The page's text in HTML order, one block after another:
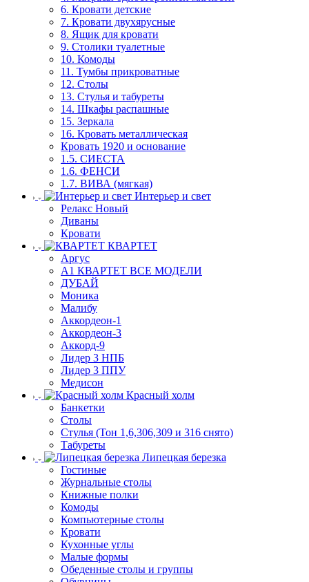
6. Кровати детские
7. Кровати двухярусные
8. Ящик для кровати
9. Столики туалетные
10. Комоды
11. Тумбы прикроватные
12. Столы
13. Стулья и табуреты
14. Шкафы распашные
15. Зеркала
16. Кровать металлическая
Кровать 1920 и основание
1.5. СИЕСТА
1.6. ФЕНСИ
1.7. ВИВА (мягкая)
Интерьер и свет
Релакс Новый
Диваны
Кровати
КВАРТЕТ
Аргус
А1 КВАРТЕТ ВСЕ МОДЕЛИ
ДУБАЙ
Моника
Малибу
Аккордеон-1
Аккордеон-3
Аккорд-9
Лидер 3 НПБ
Лидер 3 ППУ
Медисон
Красный холм
Банкетки
Столы
Стулья (Тон 1,6,306,309 и 316 снято)
Табуреты
Липецкая березка
Гостиные
Журнальные столы
Книжные полки
Комоды
Компьютерные столы
Кровати
Кухонные углы
Малые формы
Обеденные столы и группы